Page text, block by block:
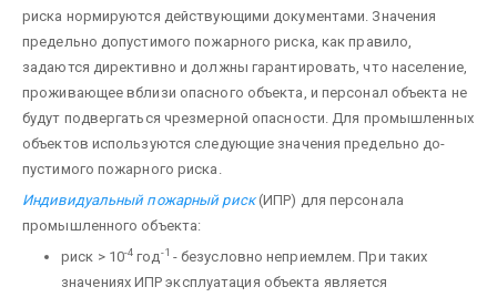
риска нормируются действующими доку­ментами. Значения
предельно допустимого пожарного риска, как правило,
задаются директивно и долж­ны гарантировать, что население,
проживающее вблизи опасного объекта, и персонал объекта не
будут подвергаться чрезмерной опасности. Для промышленных
объектов используются следующие значения предельно до­
пустимого пожарного риска.
Индивидуальный пожарный риск(ИПР) для персонала
промышленного объекта:
риск > 10-4 год-1 - безус­ловно неприемлем. При таких
значениях ИПР эксплуатация объекта является